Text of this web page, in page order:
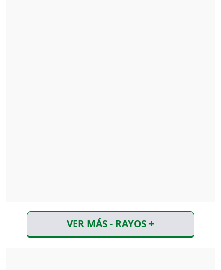
VER MÁS - RAYOS +